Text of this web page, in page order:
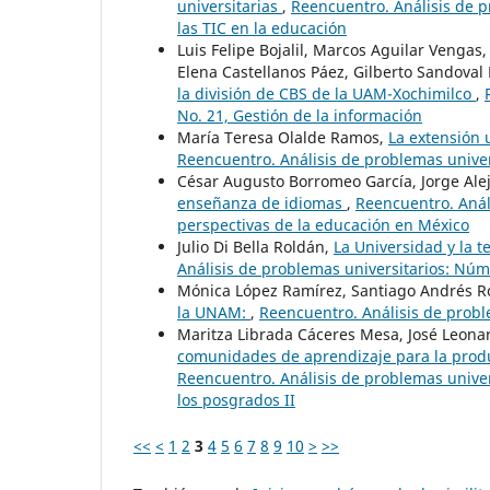
universitarias , Reencuentro. Análisis de
las TIC en la educación
Luis Felipe Bojalil, Marcos Aguilar
Elena Castellanos Páez, Gilberto
la división de CBS de la UAM-Xochimilco ,
No. 21, Gestión de la información
María Teresa Olalde Ramos, La extensión
Reencuentro. Análisis de problemas
César Augusto Borromeo García, Jorge
enseñanza de idiomas , Reencuentro.
perspectivas de la educación en México
Julio Di Bella Roldán, La Universidad y la
Análisis de problemas universitarios:
Mónica López Ramírez, Santiago Andrés
la UNAM: , Reencuentro. Análisis de
Maritza Librada Cáceres Mesa, José
comunidades de aprendizaje para la
Reencuentro. Análisis de problemas
los posgrados II
<< < 1 2 3 4 5 6 7 8 9 10 > >>